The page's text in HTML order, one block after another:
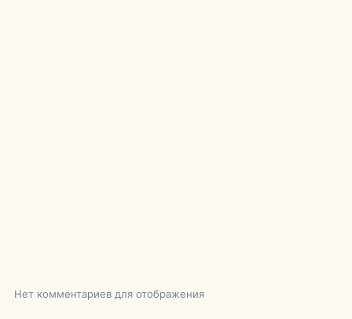
Нет комментариев для отображения